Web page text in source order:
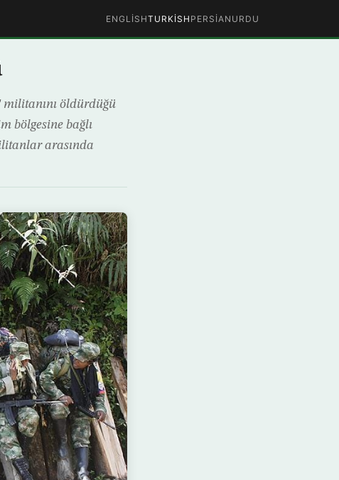
ENGLISHTURKISH PERSIAN URDU
militanını öldürdüğü
bölgesine bağlı
arasında